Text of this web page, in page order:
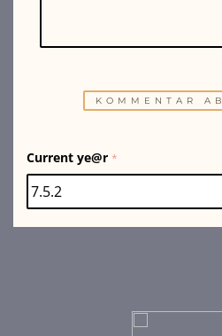
Current ye@r *